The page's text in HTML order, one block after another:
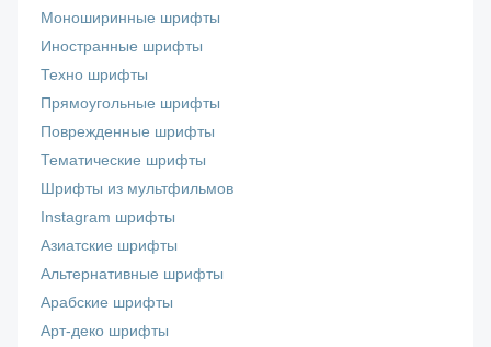
Моноширинные шрифты
Иностранные шрифты
Техно шрифты
Прямоугольные шрифты
Поврежденные шрифты
Тематические шрифты
Шрифты из мультфильмов
Instagram шрифты
Азиатские шрифты
Альтернативные шрифты
Арабские шрифты
Арт-деко шрифты